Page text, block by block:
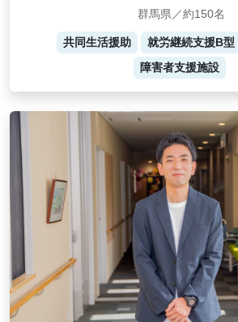
群馬県／約150名
共同生活援助 就労継続支援B型
障害者支援施設